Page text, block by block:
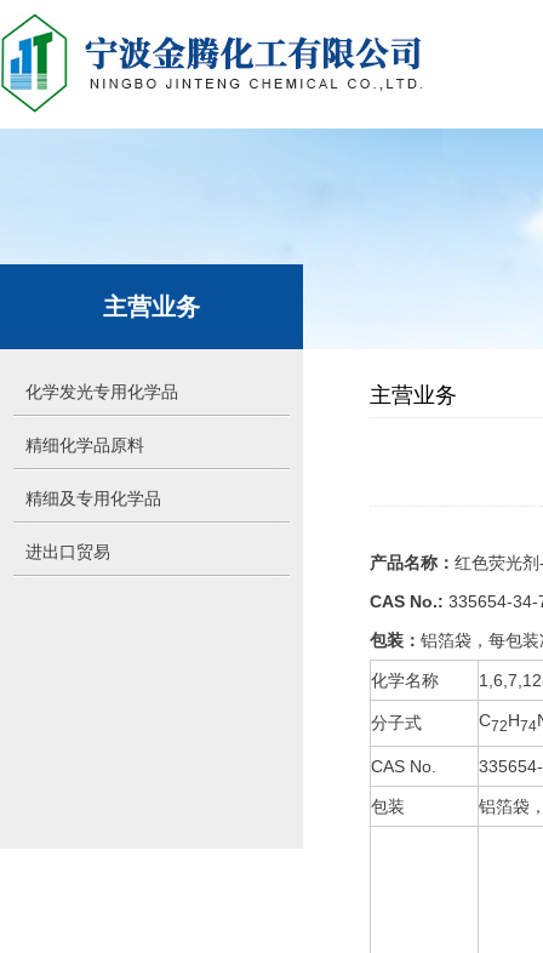
主营业务
化学发光专用化学品
精细化学品原料
精细及专用化学品
进出口贸易
主营业务
产品名称： 红色荧光剂
CAS No.: 335654-34-
包装： 铝箔袋，每包
化学名称
分子式 C72H74
CAS No.
包装 铝箔袋